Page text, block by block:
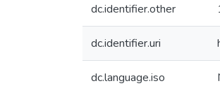
dc.identifier.other
dc.identifier.uri
dc.language.iso